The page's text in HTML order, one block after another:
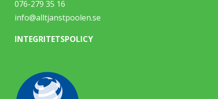
076-279 35 16
info@alltjanstpoolen.se
INTEGRITETSPOLICY